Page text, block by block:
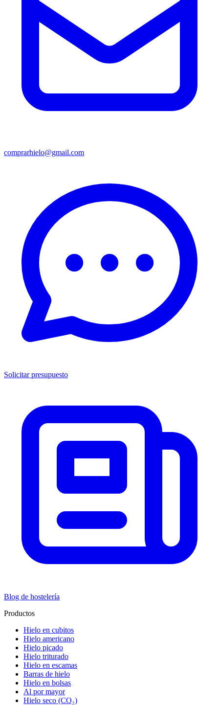
comprarhielo@gmail.com
Solicitar presupuesto
Blog de hostelería
Productos
Hielo en cubitos
Hielo americano
Hielo picado
Hielo triturado
Hielo en escamas
Barras de hielo
Hielo en bolsas
Al por mayor
Hielo seco (CO₂)